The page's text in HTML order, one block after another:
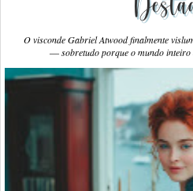
O visconde Gabriel Atwood finalmente
― sobretudo porque o mundo inteiro